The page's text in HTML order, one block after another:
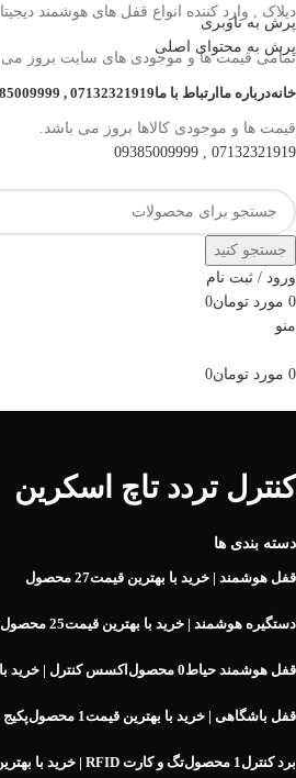
پرش به ناوبری
پرش به محتوای اصلی
دیلاک , وارد کننده انواع قفل های هوشمند
تمامی قیمت ها و موجودی های سایت بروز می
خانهدرباره ما ارتباط با ما07132321919 , 09385009999
قیمت ها و موجودی کالاها بروز می باشد.
07132321919 , 09385009999
جستجو کنید
ورود / ثبت نام
0 مورد تومان0
منو
0 مورد تومان0
کنترل تردد تاچ اسکرین
دسته بندی ها
قفل هوشمند | خرید با بهترین قیمت27 محصول
دستگیره هوشمند | خرید با بهترین قیمت25 محصول
قفل هوشمند حیاط0 محصول اکسس کنترل | خرید
قفل باشگاهی | خرید با بهترین قیمت1 محصول
برد کنترل1 محصول تگ و کارت RFID | خرید با بهترین قیمت